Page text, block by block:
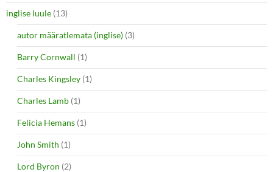
inglise luule (13)
autor määratlemata (inglise) (3)
Barry Cornwall (1)
Charles Kingsley (1)
Charles Lamb (1)
Felicia Hemans (1)
John Smith (1)
Lord Byron (2)